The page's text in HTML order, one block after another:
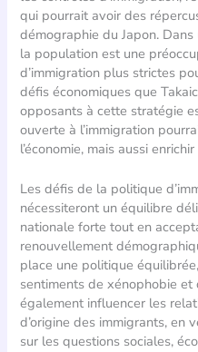
qui pourrait avoir des
démographie du Japon.
la population est une
d’immigration plus strictes
défis économiques que
opposants à cette stratégie
ouverte à l’immigration
l’économie, mais aussi
Les défis de la politique
nécessiteront un équilibre
nationale forte tout en
renouvellement
place une politique
sentiments de xénophobie et
également influencer les
d’origine des immigrants, en
sur les questions sociales,